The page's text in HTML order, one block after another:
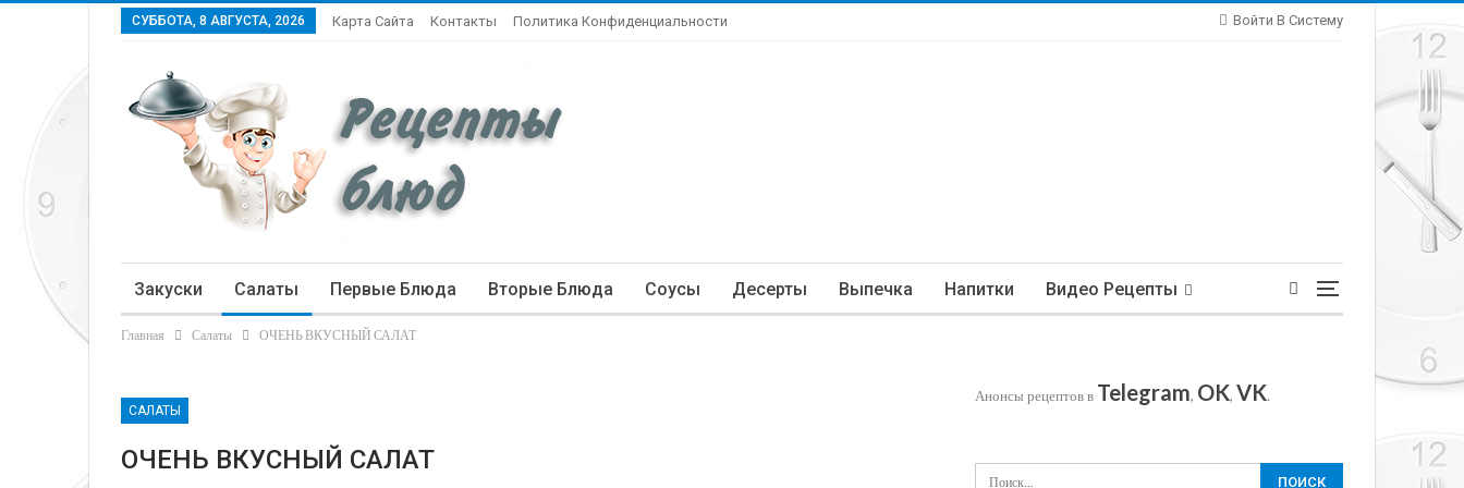
Войти В Систему
СУББОТА, 8 АВГУСТА, 2026 Карта Сайта Контакты Политика Конфиденциальности
Закуски Салаты Первые Блюда Вторые Блюда Соусы Десерты Выпечка Напитки Видео Рецепты
Статьи
Главная Салаты ОЧЕНЬ ВКУСНЫЙ САЛАТ
САЛАТЫ
ОЧЕНЬ ВКУСНЫЙ САЛАТ
Анонсы рецептов в Telegram, OK, VK.